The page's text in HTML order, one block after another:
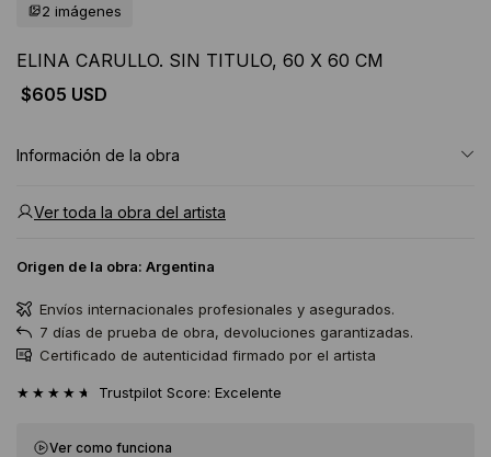
2 imágenes
ELINA CARULLO. SIN TITULO, 60 X 60 CM
$605 USD
Información de la obra
Ver toda la obra del artista
Origen de la obra: Argentina
Envíos internacionales profesionales y asegurados.
7 días de prueba de obra, devoluciones garantizadas.
Certificado de autenticidad firmado por el artista
★★★★★ Trustpilot Score: Excelente
Ver como funciona